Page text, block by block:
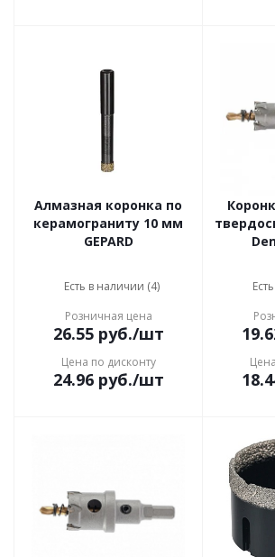
Алмазная коронка по
керамограниту 10 мм
GEPARD
Есть в наличии (4)
Розничная цена
26.55руб./шт
Цена по дисконту
24.96руб./шт